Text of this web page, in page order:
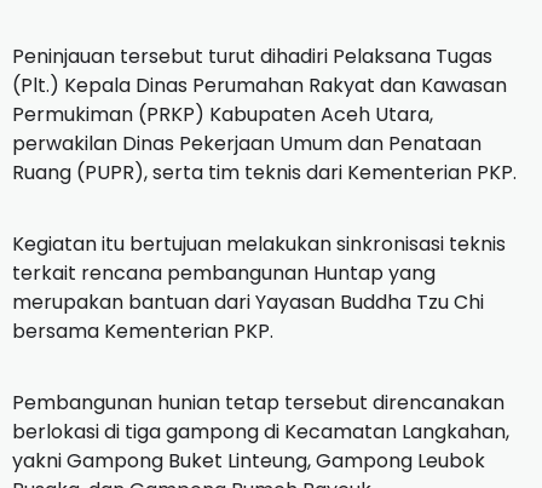
Peninjauan tersebut turut dihadiri Pelaksana Tugas
(Plt.) Kepala Dinas Perumahan Rakyat dan Kawasan
Permukiman (PRKP) Kabupaten Aceh Utara,
perwakilan Dinas Pekerjaan Umum dan Penataan
Ruang (PUPR), serta tim teknis dari Kementerian PKP.
Kegiatan itu bertujuan melakukan sinkronisasi teknis
terkait rencana pembangunan Huntap yang
merupakan bantuan dari Yayasan Buddha Tzu Chi
bersama Kementerian PKP.
Pembangunan hunian tetap tersebut direncanakan
berlokasi di tiga gampong di Kecamatan Langkahan,
yakni Gampong Buket Linteung, Gampong Leubok